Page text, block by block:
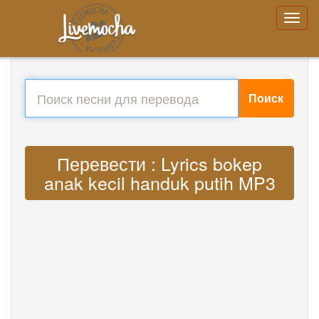
Поиск
Перевести : Lyrics bokep
anak kecil handuk putih MP3